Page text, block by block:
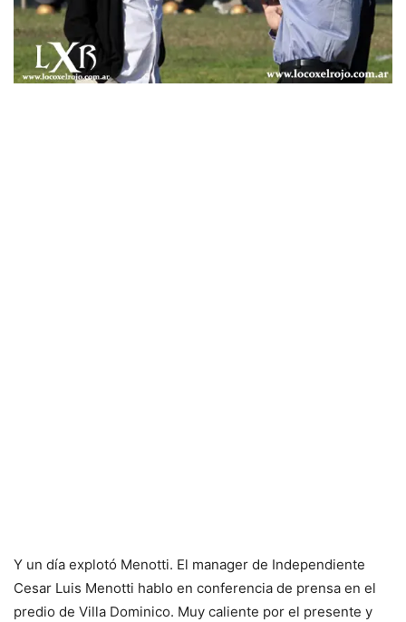
Y un día explotó Menotti. El manager de Independiente
Cesar Luis Menotti hablo en conferencia de prensa en el
predio de Villa Dominico. Muy caliente por el presente y